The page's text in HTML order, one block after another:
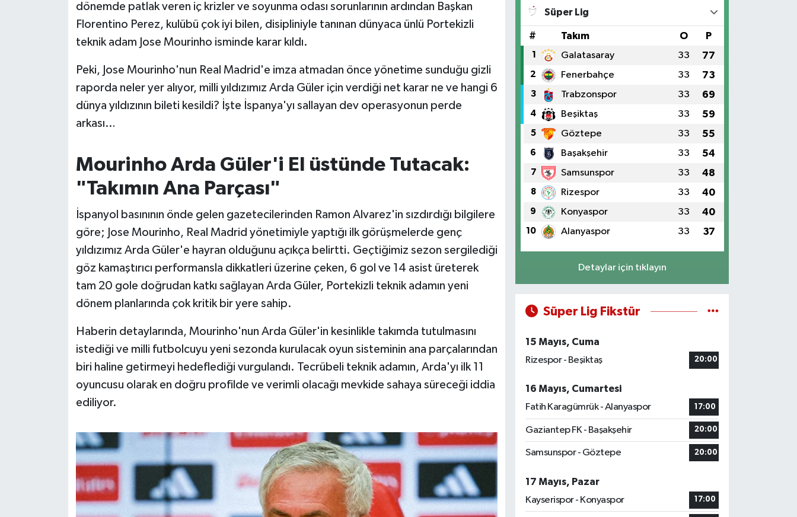
dönemde patlak veren iç krizler ve soyunma odası sorunlarının ardından Başkan
Florentino Perez, kulübü çok iyi bilen, disipliniyle tanınan dünyaca ünlü Portekizli
teknik adam Jose Mourinho isminde karar kıldı.
Peki, Jose Mourinho'nun Real Madrid'e imza atmadan önce yönetime sunduğu gizli
raporda neler yer alıyor, milli yıldızımız Arda Güler için verdiği net karar ne ve hangi 6
dünya yıldızının bileti kesildi? İşte İspanya'yı sallayan dev operasyonun perde
arkası…
Mourinho Arda Güler'i El üstünde Tutacak:
"Takımın Ana Parçası"
İspanyol basınının önde gelen gazetecilerinden Ramon Alvarez'in sızdırdığı bilgilere
göre; Jose Mourinho, Real Madrid yönetimiyle yaptığı ilk görüşmelerde genç
yıldızımız Arda Güler'e hayran olduğunu açıkça belirtti. Geçtiğimiz sezon sergilediği
göz kamaştırıcı performansla dikkatleri üzerine çeken, 6 gol ve 14 asist üreterek
tam 20 gole doğrudan katkı sağlayan Arda Güler, Portekizli teknik adamın yeni
dönem planlarında çok kritik bir yere sahip.
Haberin detaylarında, Mourinho'nun Arda Güler'in kesinlikle takımda tutulmasını
istediği ve milli futbolcuyu yeni sezonda kurulacak oyun sisteminin ana parçalarından
biri haline getirmeyi hedeflediği vurgulandı. Tecrübeli teknik adamın, Arda'yı ilk 11
oyuncusu olarak en doğru profilde ve verimli olacağı mevkide sahaya süreceği iddia
ediliyor.
Süper Lig
# Takım O P
1 Galatasaray 33 77
2 Fenerbahçe 33 73
3 Trabzonspor 33 69
4 Beşiktaş 33 59
5 Göztepe 33 55
6 Başakşehir 33 54
7 Samsunspor 33 48
8 Rizespor 33 40
9 Konyaspor 33 40
10 Alanyaspor 33 37
Detaylar için tıklayın
Süper Lig Fikstür
15 Mayıs, Cuma
Rizespor - Beşiktaş
20:00
16 Mayıs, Cumartesi
Fatih Karagümrük - Alanyaspor
17:00
Gaziantep FK - Başakşehir 20:00
Samsunspor - Göztepe 20:00
17 Mayıs, Pazar
Kayserispor - Konyaspor
17:00
Resmi İlanlar
SÜRMANŞET
TARİHTE BUGÜN
TEKNOLOJİ
VİZYONDAKİLER